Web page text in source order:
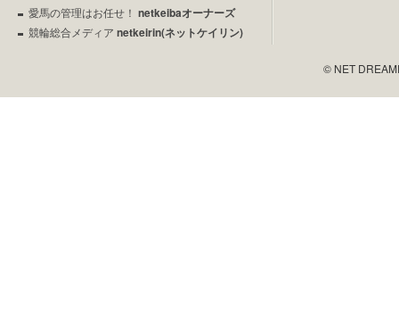
愛馬の管理はお任せ！ netkeibaオーナーズ
競輪総合メディア netkeirin(ネットケイリン)
© NET